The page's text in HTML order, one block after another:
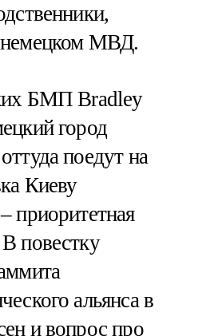
МВД.
БМП Bradley
город
поедут на
Киеву
приоритетная
повестку
альянса в
и вопрос про